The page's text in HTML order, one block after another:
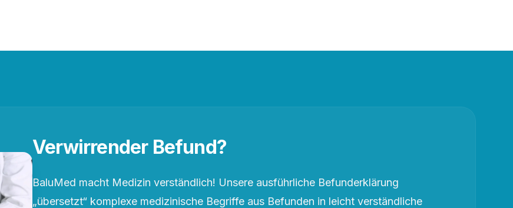
Verwirrender Befund?
BaluMed macht Medizin verständlich! Unsere ausführliche Befunderklärung
„übersetzt“ komplexe medizinische Begriffe aus Befunden in leicht verständliche